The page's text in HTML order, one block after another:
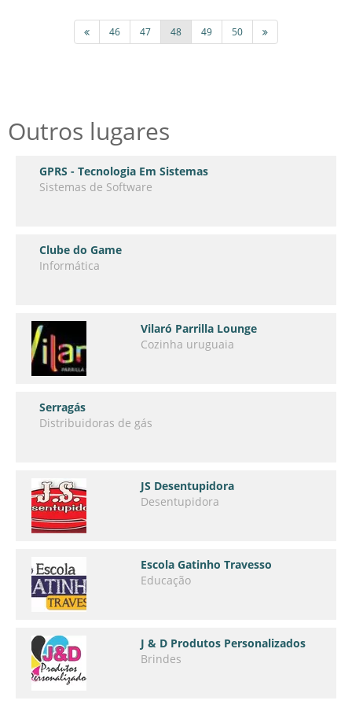
46 47 48 49 50
Outros lugares
GPRS - Tecnologia Em Sistemas
Sistemas de Software
Clube do Game
Informática
Vilaró Parrilla Lounge
Cozinha uruguaia
Serragás
Distribuidoras de gás
JS Desentupidora
Desentupidora
Escola Gatinho Travesso
Educação
J & D Produtos Personalizados
Brindes